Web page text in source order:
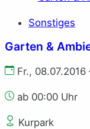
Sonstiges
Garten &
Fr., 08.07.2016
ab 00:00 Uhr
Kurpark